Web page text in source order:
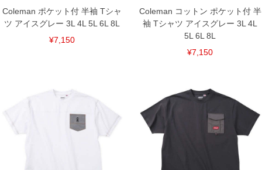
8L/180/88/180/68/29
返品交換希望の方は、商品到着後1週間以内にご連絡ください。
下着(肌着)やワイシャツは商品の性質上、返品交換不可とさせて頂いております。予め
裾上げ料金は500円+税となります。
備考欄に股下●cmとご記入下さい。（裾上げ無料対象商品は1本につき税込6,000円以
上の品が対象。1本5,999円以下の商品は有料（500円+税）となります。）
出荷まで約1週間～20日間程お時間を頂く場合がございます。
尚、裾上げした商品は返品・交換不可となりますので、予めご了承下さい。
一部、お直しに対応出来ない商品がございます。(例：裾にファスナーや調節ひもが付
※商品によって若干のサイズの誤差がございます。また、お客様がご使用の環境（コ
Coleman ポケット付 半袖 Tシャ
ツ アイスグレー 3L 4L 5L 6L 8L
¥7,150
Coleman コットン ポケット付 半
袖 Tシャツ アイスグレー 3L 4L
5L 6L 8L
¥7,150